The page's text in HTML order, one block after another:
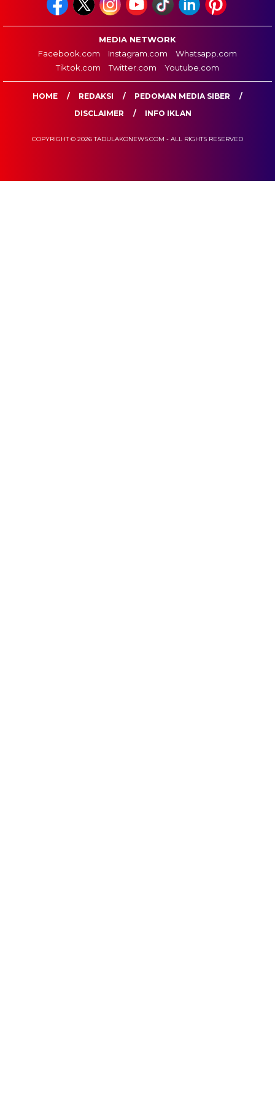
MEDIA NETWORK
Facebook.com
Instagram.com
Whatsapp.com
Tiktok.com
Twitter.com Youtube.com
HOME REDAKSI
PEDOMAN MEDIA SIBER
DISCLAIMER
INFO IKLAN
COPYRIGHT © 2026 TADULAKONEWS.COM - ALL RIGHTS RESERVED